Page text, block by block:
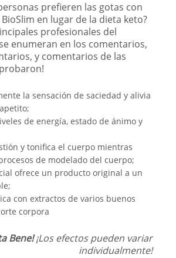
prefieren las gotas con
en lugar de la dieta keto?
profesionales del
enumeran en los comentarios,
y comentarios de las
la sensación de saciedad y alivia
de energía, estado de ánimo y
y tonifica el cuerpo mientras
de modelado del cuerpo;
ofrece un producto original a un
con extractos de varios buenos
corpora
Bene!¡Los efectos pueden variar
individualmente!